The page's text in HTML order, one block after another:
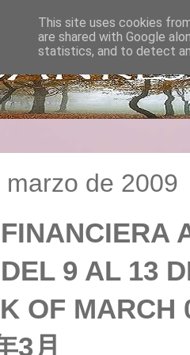
de 2009
9 AL 13
OF MARCH
3月
This site uses cookies
are shared with Google
statistics, and to detect